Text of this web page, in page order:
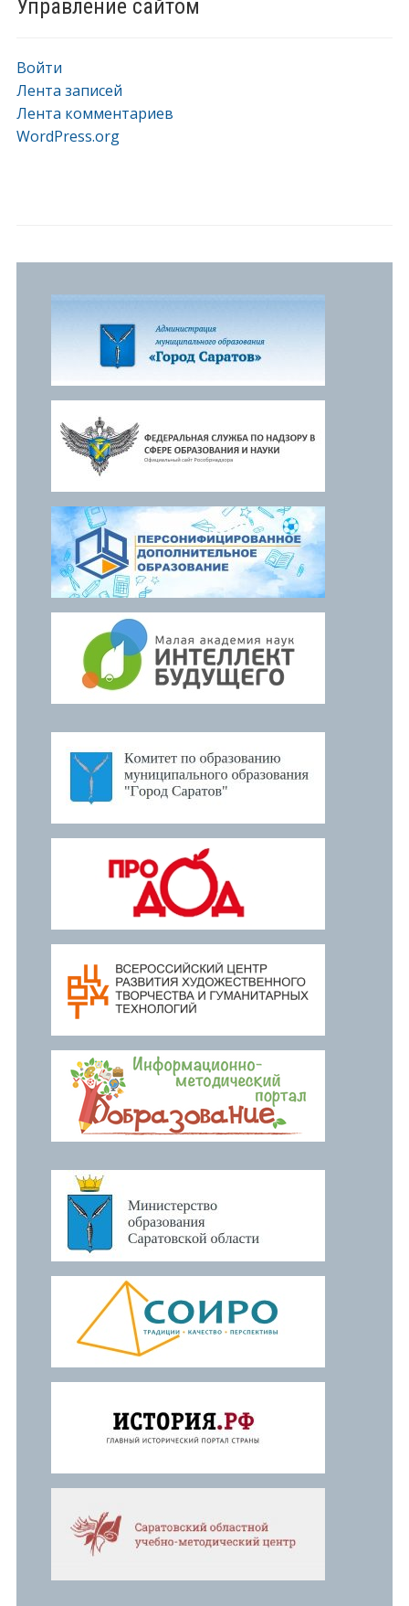
Управление сайтом
Войти
Лента записей
Лента комментариев
WordPress.org